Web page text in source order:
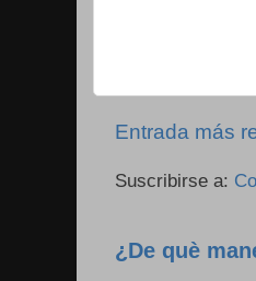
Entrada más
Suscribirse a:
¿De què